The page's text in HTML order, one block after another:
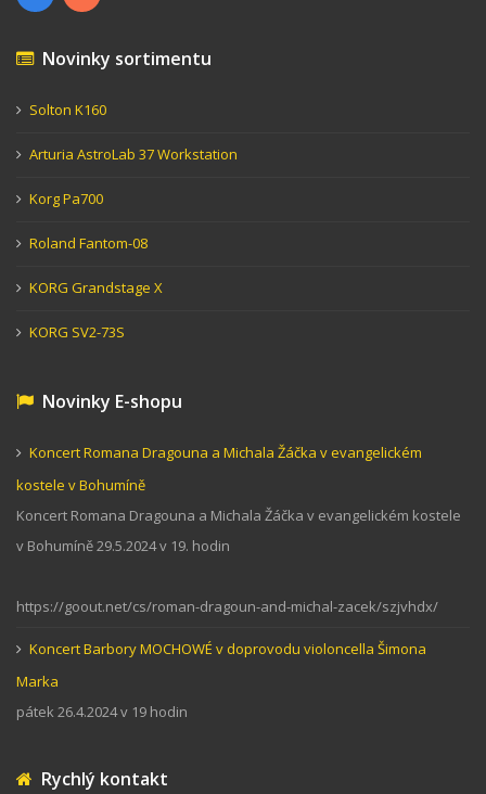
Novinky sortimentu
Solton K160
Arturia AstroLab 37 Workstation
Korg Pa700
Roland Fantom-08
KORG Grandstage X
KORG SV2-73S
Novinky E-shopu
Koncert Romana Dragouna a Michala Žáčka v evangelickém
kostele v Bohumíně
Koncert Romana Dragouna a Michala Žáčka v evangelickém kostele
v Bohumíně 29.5.2024 v 19. hodin
https://goout.net/cs/roman-dragoun-and-michal-zacek/szjvhdx/
Koncert Barbory MOCHOWÉ v doprovodu violoncella Šimona
Marka
pátek 26.4.2024 v 19 hodin
Rychlý kontakt